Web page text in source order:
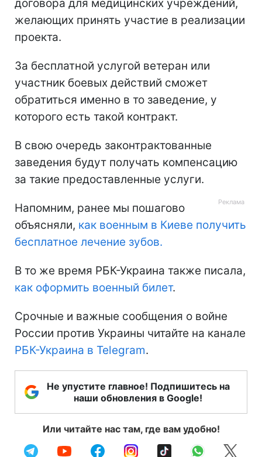
договора для медицинских учреждений,
желающих принять участие в реализации
проекта.
За бесплатной услугой ветеран или
участник боевых действий сможет
обратиться именно в то заведение, у
которого есть такой контракт.
В свою очередь законтрактованные
заведения будут получать компенсацию
за такие предоставленные услуги.
Напомним, ранее мы пошагово
объясняли, как военным в Киеве получить
бесплатное лечение зубов.
В то же время РБК-Украина также писала,
как оформить военный билет.
Срочные и важные сообщения о войне
России против Украины читайте на канале
РБК-Украина в Telegram.
Не упустите главное! Подпишитесь на
наши обновления в Google!
Или читайте нас там, где вам удобно!